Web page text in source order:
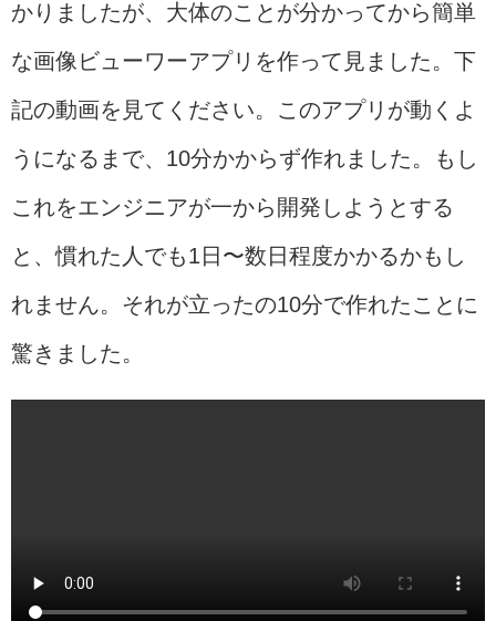
かりましたが、大体のことが分かってから簡単
な画像ビューワーアプリを作って見ました。下
記の動画を見てください。このアプリが動くよ
うになるまで、10分かからず作れました。もし
これをエンジニアが一から開発しようとする
と、慣れた人でも1日〜数日程度かかるかもし
れません。それが立ったの10分で作れたことに
驚きました。